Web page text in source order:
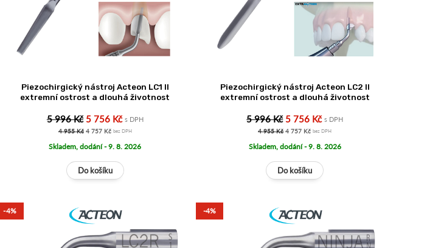
Piezochirgický nástroj Acteon LC1 II
extremní ostrost a dlouhá životnost
5 996 Kč 5 756 Kč s DPH
4 955 Kč 4 757 Kč bez DPH
Skladem, dodání - 9. 8. 2026
Piezochirgický nástroj Acteon LC2 II
extremní ostrost a dlouhá životnost
5 996 Kč 5 756 Kčs DPH
4 955 Kč 4 757 Kčbez DPH
Skladem, dodání - 9. 8. 2026
-4% -4%